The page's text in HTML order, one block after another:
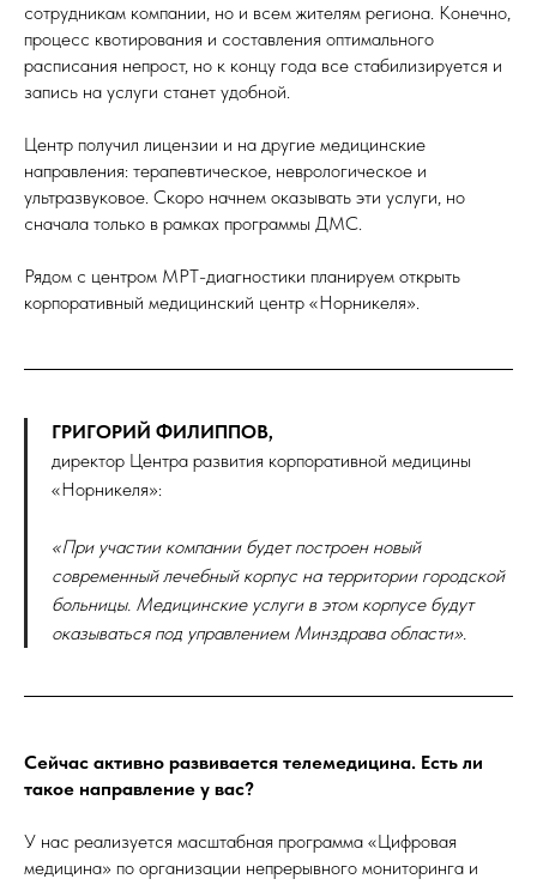
сотрудникам компании, но и всем жителям региона. Конечно,
процесс квотирования и составления оптимального
расписания непрост, но к концу года все стабилизируется и
запись на услуги станет удобной.
Центр получил лицензии и на другие медицинские
направления: терапевтическое, неврологическое и
ультразвуковое. Скоро начнем оказывать эти услуги, но
сначала только в рамках программы ДМС.
Рядом с центром МРТ-диагностики планируем открыть
корпоративный медицинский центр «Норникеля».
ГРИГОРИЙ ФИЛИППОВ,
директор Центра развития корпоративной медицины
«Норникеля»:
«При участии компании будет построен новый
современный лечебный корпус на территории городской
больницы. Медицинские услуги в этом корпусе будут
оказываться под управлением Минздрава области».
Сейчас активно развивается телемедицина. Есть ли
такое направление у вас?
У нас реализуется масштабная программа «Цифровая
медицина» по организации непрерывного мониторинга и